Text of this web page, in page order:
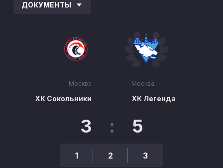
ДОКУМЕНТЫ
Москва
ХК Сокольники
3 : 5
1 2 3
Москва
ХК Легенда